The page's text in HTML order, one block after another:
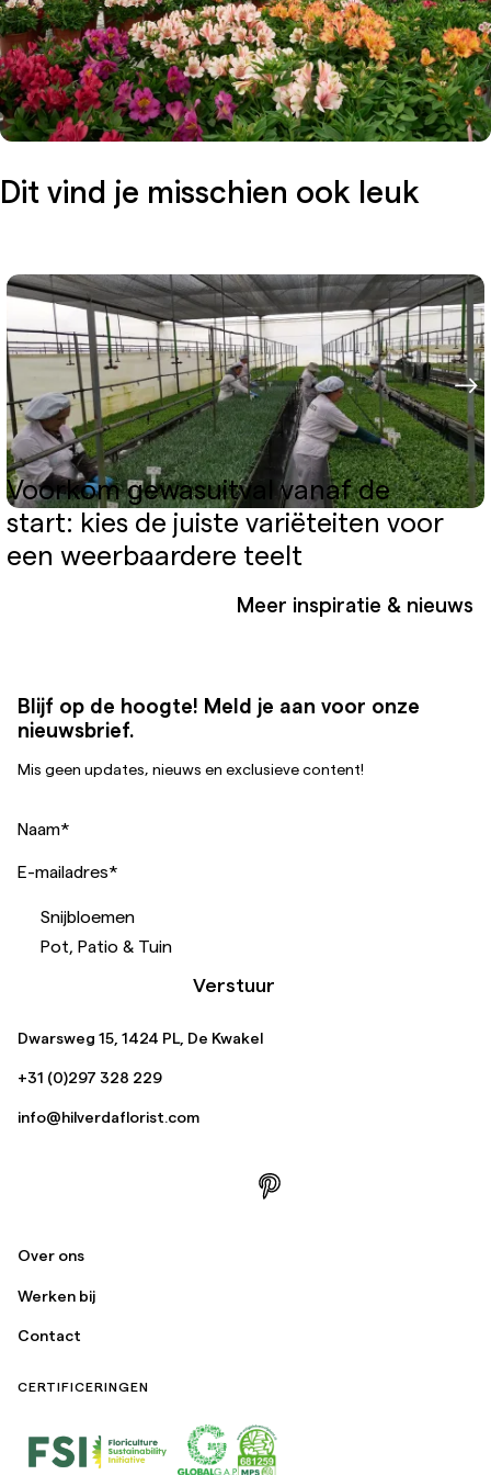
Dit vind je misschien ook leuk
Voorkom gewasuitval vanaf de
start: kies de juiste variëteiten voor
een weerbaardere teelt
Meer inspiratie & nieuws
Blijf op de hoogte! Meld je aan voor onze
nieuwsbrief.
Mis geen updates, nieuws en exclusieve content!
Naam*
E-mailadres*
Snijbloemen
Pot, Patio & Tuin
Verstuur
Dwarsweg 15, 1424 PL, De Kwakel
+31 (0)297 328 229
info@hilverdaflorist.com
Over ons
Werken bij
Contact
CERTIFICERINGEN